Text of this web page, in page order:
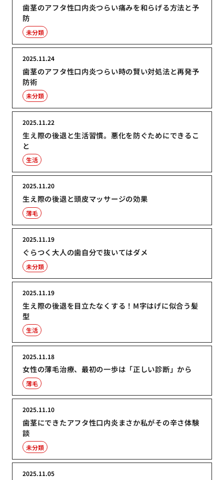
歯茎のアフタ性口内炎つらい痛みを和らげる方法と予
防
未分類
歯茎のアフタ性口内炎つらい時の賢い対処法と再発予
防術
2025.11.24
未分類
生え際の後退と生活習慣。悪化を防ぐためにできるこ
と
2025.11.22
生活
生え際の後退と頭皮マッサージの効果
2025.11.20
薄毛
ぐらつく大人の歯自分で抜いてはダメ
2025.11.19
未分類
生え際の後退を目立たなくする！M字はげに似合う髪
型
2025.11.19
生活
女性の薄毛治療、最初の一歩は「正しい診断」から
2025.11.18
薄毛
歯茎にできたアフタ性口内炎まさか私がその辛さ体験
談
2025.11.10
未分類
2025.11.05